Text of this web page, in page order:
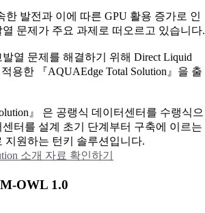
한 발전과 이에 따른 GPU 활용 증가로 인
문제가 주요 과제로 떠오르고 있습니다.
열 문제를 해결하기 위해 Direct Liquid
용한 『AQUAEdge Total Solution』을 출
』 은 공랭식 데이터센터를 수랭식으
터를 설계 초기 단계부터 구축에 이르는
지원하는 턴키 솔루션입니다.
소개 자료 확인하기
OWL 1.0